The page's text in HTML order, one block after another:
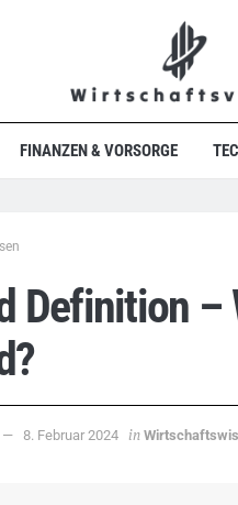
FINANZEN & VORSORGE
Definition –
8. Februar 2024 in